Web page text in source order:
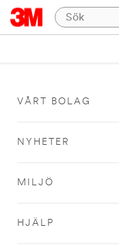
VÅRT BOLAG
NYHETER
MILJÖ
HJÄLP